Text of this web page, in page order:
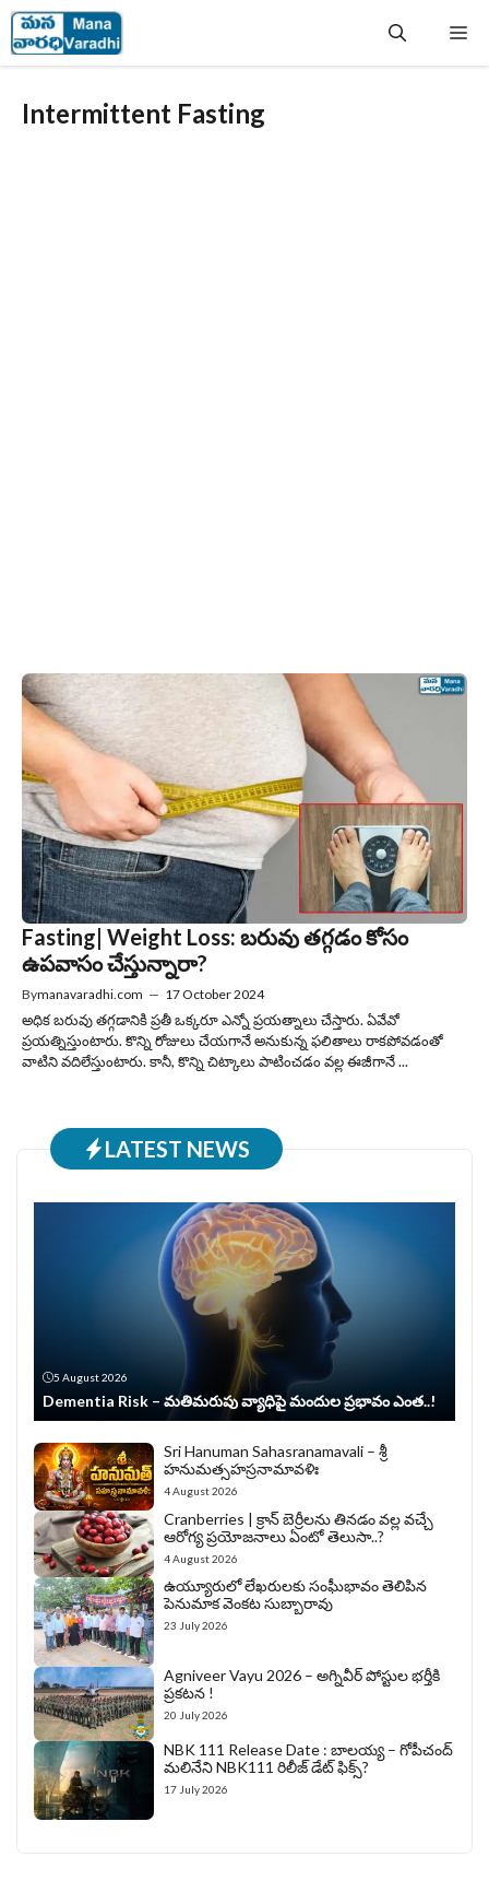
Skip
to
content
Intermittent Fasting
Fasting| Weight Loss: బరువు తగ్గడం కోసం
ఉపవాసం చేస్తున్నారా?
Bymanavaradhi.com — 17 October 2024
అధిక బరువు తగ్గడానికి ప్రతీ ఒక్కరూ ఎన్నో ప్రయత్నాలు చేస్తారు. ఏవేవో
ప్రయత్నిస్తుంటారు. కొన్ని రోజులు చేయగానే అనుకున్న ఫలితాలు రాకపోవడంతో
వాటిని వదిలేస్తుంటారు. కానీ, కొన్ని చిట్కాలు పాటించడం వల్ల ఈజీగానే ...
LATEST NEWS
5 August 2026
Dementia Risk – మతిమరుపు వ్యాధిపై మందుల ప్రభావం ఎంత..!
Sri Hanuman Sahasranamavali – శ్రీ
హనుమత్సహస్రనామావళిః
4 August 2026
Cranberries | క్రాన్ బెర్రీల‌ను తిన‌డం వ‌ల్ల వచ్చే
ఆరోగ్య ప్రయోజనాలు ఏంటో తెలుసా..?
4 August 2026
ఉయ్యూరులో లేఖరులకు సంఘీభావం తెలిపిన
పెనుమాక వెంకట సుబ్బారావు
23 July 2026
Agniveer Vayu 2026 – అగ్నివీర్‌ పోస్టుల భర్తీకి
ప్రకటన !
20 July 2026
NBK 111 Release Date : బాలయ్య – గోపీచంద్
మలినేని NBK111 రిలీజ్ డేట్ ఫిక్స్?
17 July 2026